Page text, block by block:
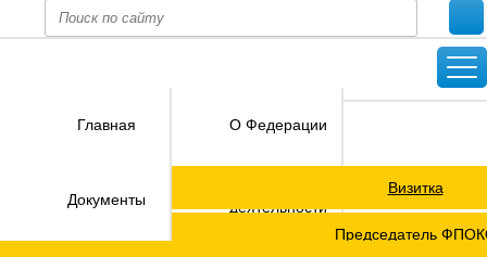
Главная О Федерации
Визитка
Председатель
Документы
деятельности